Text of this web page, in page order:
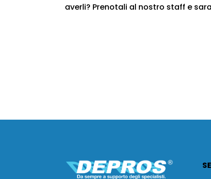
averli? Prenotali al nostro staff e